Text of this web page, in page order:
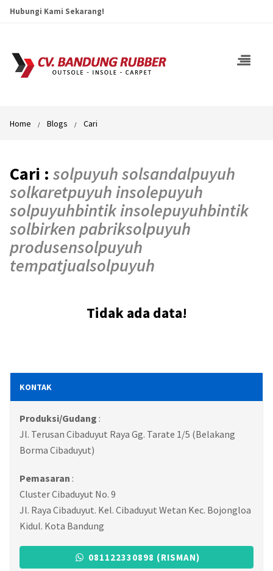
Hubungi Kami Sekarang!
Home Blogs Cari
Cari : solpuyuh solsandalpuyuh
solkaretpuyuh insolepuyuh
solpuyuhbintik insolepuyuhbintik
solbirken pabriksolpuyuh
produsensolpuyuh
tempatjualsolpuyuh
Tidak ada data!
KONTAK
Produksi/Gudang :
Jl. Terusan Cibaduyut Raya Gg. Tarate 1/5 (Belakang
Borma Cibaduyut)
Pemasaran :
Cluster Cibaduyut No. 9
Jl. Raya Cibaduyut. Kel. Cibaduyut Wetan Kec. Bojongloa
Kidul. Kota Bandung
081122330898 (RISMAN)